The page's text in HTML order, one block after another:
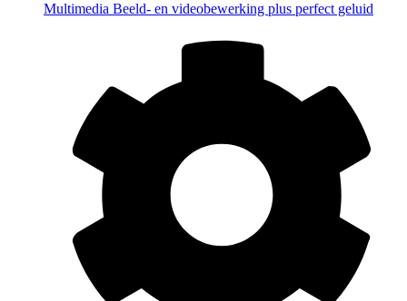
Multimedia Beeld- en videobewerking plus perfect geluid